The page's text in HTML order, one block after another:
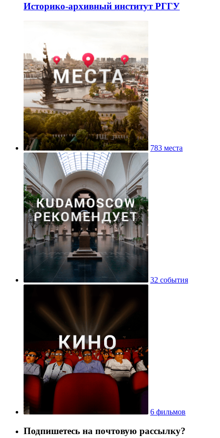
Историко-архивный институт РГГУ
783 места
32 события
6 фильмов
Подпишетесь на почтовую рассылку?